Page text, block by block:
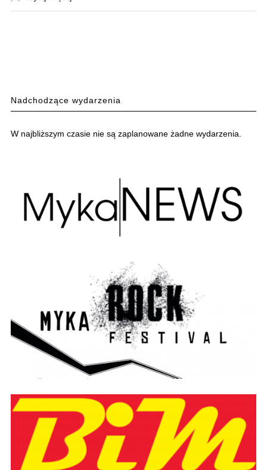
Nadchodzące wydarzenia
W najbliższym czasie nie są zaplanowane żadne wydarzenia.